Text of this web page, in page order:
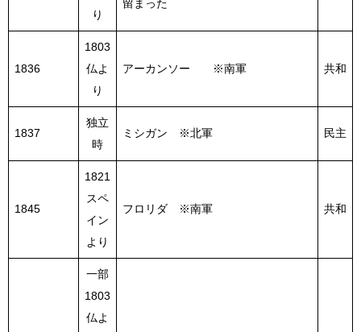
り
留まった
1836
1803
仏よ
り
アーカンソー ※南軍 共和
1837
独立
時
ミシガン ※北軍 民主
1845
1821
スペ
イン
より
フロリダ ※南軍 共和
一部
1803
仏よ